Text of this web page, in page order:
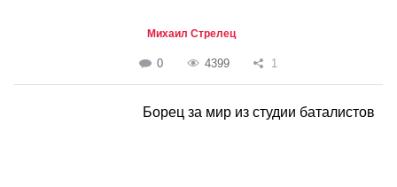
Михаил Стрелец
0 4399 1
Борец за мир из студии баталистов